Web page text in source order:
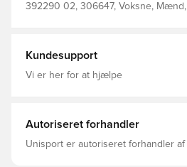
Details
392290 02, 306647, Voksne, Mænd,
Kundesupport
Vi er her for at hjælpe
Autoriseret forhandler
Unisport er autoriseret forhandler